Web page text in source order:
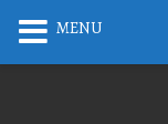
MENU